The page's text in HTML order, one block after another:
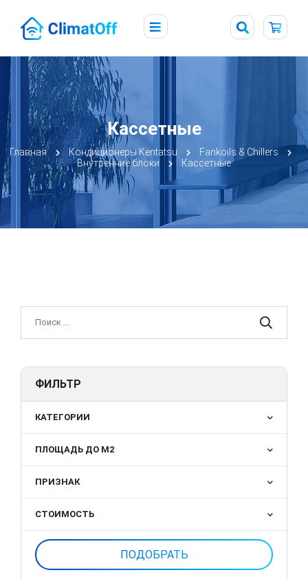
Кассетные
Главная Кондиционеры Kentatsu
Fankoils & Chillers
Внутренние блоки
Кассетные
ФИЛЬТР
КАТЕГОРИИ
ПЛОЩАДЬ ДО М2
ПРИЗНАК
СТОИМОСТЬ